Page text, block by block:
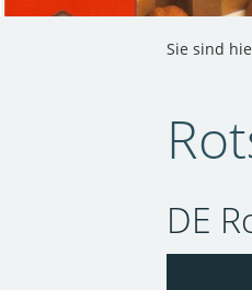
Sie sind
DE